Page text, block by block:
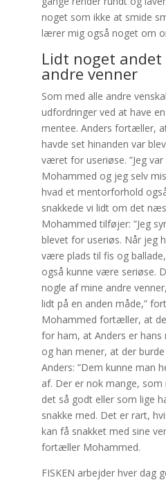
noget som ikke at smide
lærer mig også noget om
Lidt noget andet
andre venner
Som med alle andre
udfordringer ved at have
mentee. Anders fortæller,
havde set hinanden var
været for useriøse. ”Jeg
Mohammed og jeg selv
hvad et mentorforhold
snakkede vi lidt om det
Mohammed tilføjer: ”Jeg
blevet for useriøs. Når jeg
være plads til fis og
også kunne være seriøse.
nogle af mine andre
lidt på en anden måde,”
Mohammed fortæller, at
for ham, at Anders er
og han mener, at der
Anders: ”Dem kunne man
af. Der er nok mange,
det så godt eller som lige
snakke med. Det er rart,
kan få snakket med sine
fortæller Mohammed.
FISKEN arbejder hver dag